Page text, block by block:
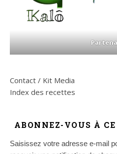
Contact / Kit Media
Index des recettes
ABONNEZ-VOUS À
Saisissez votre adresse e-mail